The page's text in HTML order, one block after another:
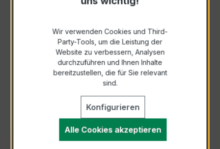
Anfrage schriftlich
Als PDF exportieren
Wir verwenden Cookies und Third-
Party-Tools, um die Leistung der
Website zu verbessern, Analysen
durchzuführen und Ihnen Inhalte
bereitzustellen, die für Sie relevant
sind.
Konfigurieren
Alle Cookies akzeptieren